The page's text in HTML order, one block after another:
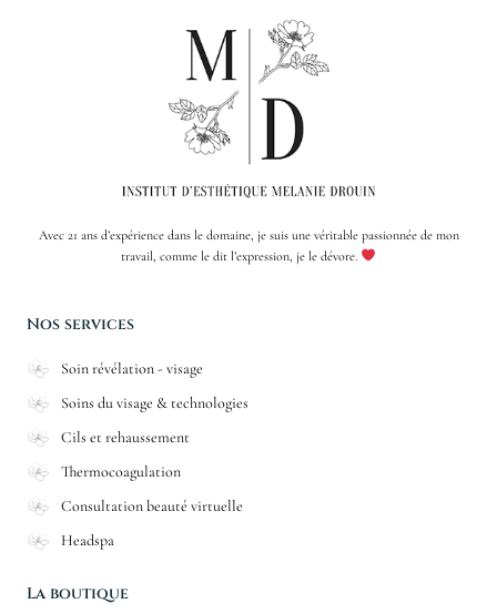
Avec 21 ans d’expérience dans le domaine, je suis une véritable passionnée de mon
travail, comme le dit l’expression, je le dévore.
Nos services
Soin révélation - visage
Soins du visage & technologies
Cils et rehaussement
Thermocoagulation
Consultation beauté virtuelle
Headspa
La boutique